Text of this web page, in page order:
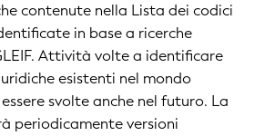
contenute nella Lista dei codici
in base a ricerche
Attività volte a identificare
esistenti nel mondo
svolte anche nel futuro. La
periodicamente versioni